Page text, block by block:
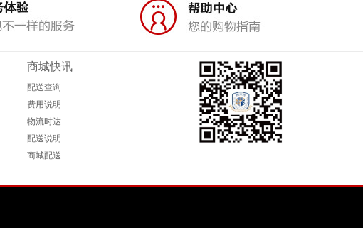
商城快讯
配送查询
费用说明
物流时达
配送说明
商城配送